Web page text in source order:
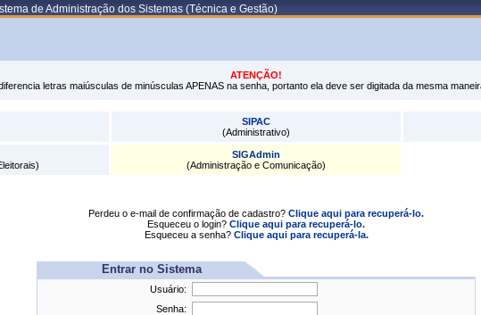
de Administração dos Sistemas (Técnica e Gestão)
ATENÇÃO!
letras maiúsculas de minúsculas APENAS na senha, portanto ela deve ser digitada da mesma
SIPAC
(Administrativo)
SIGAdmin
(Administração e Comunicação)
Perdeu o e-mail de confirmação de cadastro? Clique aqui para recuperá-lo.
Esqueceu o login? Clique aqui para recuperá-lo.
Esqueceu a senha? Clique aqui para recuperá-la.
Entrar no Sistema
Usuário:
Senha: